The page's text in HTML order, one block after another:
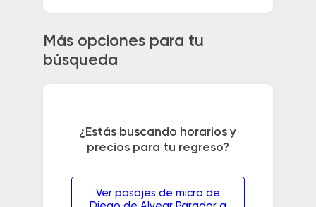
Más opciones para tu
búsqueda
¿Estás buscando horarios y
precios para tu regreso?
Ver pasajes de micro de